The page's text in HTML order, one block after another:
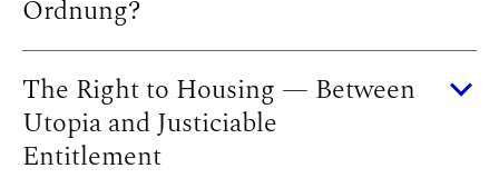
Ordnung?
The Right to Housing — Between
Utopia and Justiciable
Entitlement